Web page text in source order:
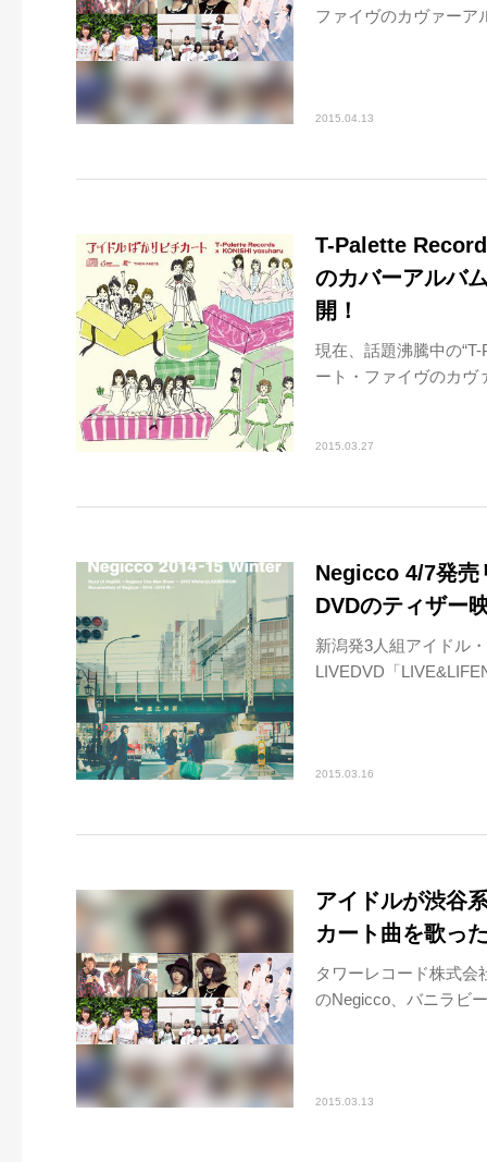
ファイヴのカヴァーア
2015.04.13
T-Palette
のカバーアルバ
開！
現在、話題沸騰中の
ート・ファイヴのカヴ
2015.03.27
Negicco 4/7発売
DVDのティザー
新潟発3人組アイドル
LIVEDVD「
2015.03.16
アイドルが渋谷
カート曲を歌っ
タワーレコード株式会
のNegicco、バニラビ
2015.03.13